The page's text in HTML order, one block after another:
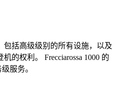
包括高级级别的所有设施，以及
的权利。 Frecciarossa 1000 的
服务。